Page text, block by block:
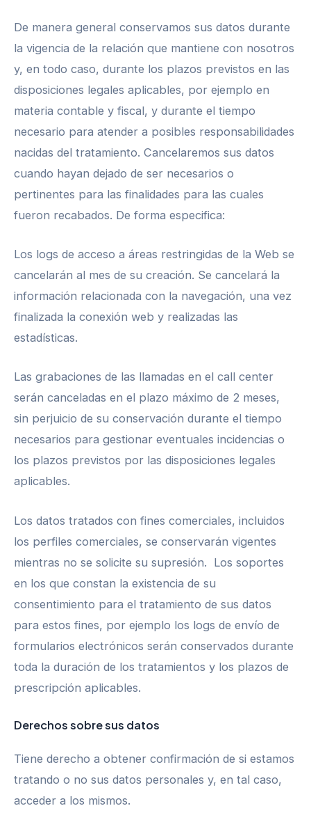
De manera general conservamos sus datos durante
la vigencia de la relación que mantiene con nosotros
y, en todo caso, durante los plazos previstos en las
disposiciones legales aplicables, por ejemplo en
materia contable y fiscal, y durante el tiempo
necesario para atender a posibles responsabilidades
nacidas del tratamiento. Cancelaremos sus datos
cuando hayan dejado de ser necesarios o
pertinentes para las finalidades para las cuales
fueron recabados. De forma especifica:
Los logs de acceso a áreas restringidas de la Web se
cancelarán al mes de su creación. Se cancelará la
información relacionada con la navegación, una vez
finalizada la conexión web y realizadas las
estadísticas.
Las grabaciones de las llamadas en el call center
serán canceladas en el plazo máximo de 2 meses,
sin perjuicio de su conservación durante el tiempo
necesarios para gestionar eventuales incidencias o
los plazos previstos por las disposiciones legales
aplicables.
Los datos tratados con fines comerciales, incluidos
los perfiles comerciales, se conservarán vigentes
mientras no se solicite su supresión. Los soportes
en los que constan la existencia de su
consentimiento para el tratamiento de sus datos
para estos fines, por ejemplo los logs de envío de
formularios electrónicos serán conservados durante
toda la duración de los tratamientos y los plazos de
prescripción aplicables.
Derechos sobre sus datos
Tiene derecho a obtener confirmación de si estamos
tratando o no sus datos personales y, en tal caso,
acceder a los mismos.